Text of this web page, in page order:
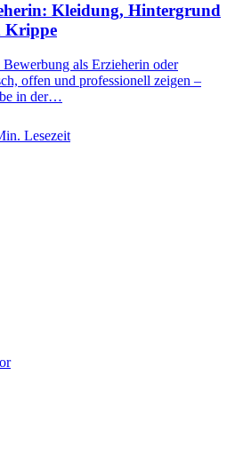
Kleidung, Hintergrund
Krippe
als Erzieherin oder
offen und professionell zeigen –
in der…
Lesezeit